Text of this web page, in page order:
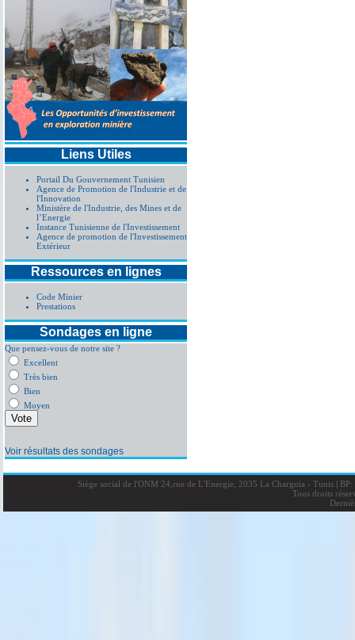
Liens Utiles
Portail Du Gouvernement Tunisien
Agence de Promotion de l'Industrie et de
l'Innovation
Ministère de l'Industrie, des Mines et de
l’Energie
Instance Tunisienne de l'Investissement
Agence de promotion de l'Investissement
Extérieur
Ressources en lignes
Code Minier
Prestations
Sondages en ligne
Que pensez-vous de notre site ?
Excellent
Très bien
Bien
Moyen
Voir résultats des sondages
Siège social de l'ONM 24,rue de L'Energie, 2035 La Charguia - Tunis |BP:
Tous droits